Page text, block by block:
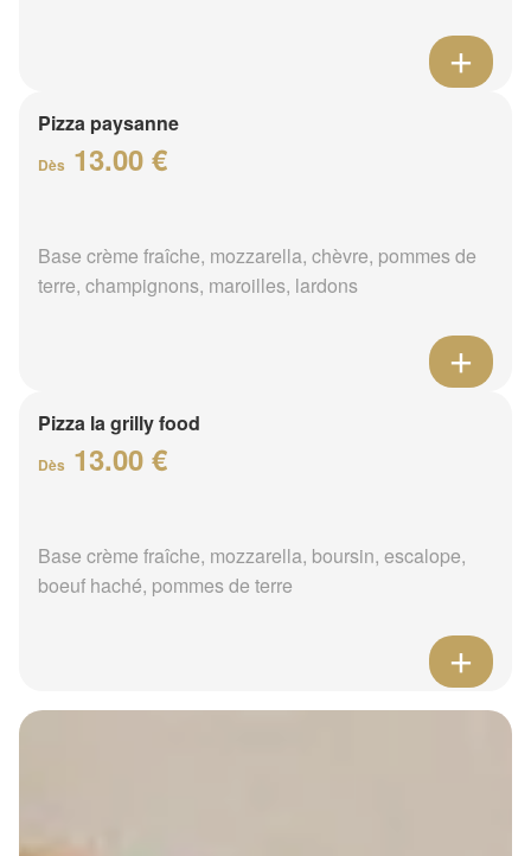
Pizza paysanne
Dès 13.00 €
Base crème fraîche, mozzarella, chèvre, pommes de
terre, champignons, maroilles, lardons
Pizza la grilly food
Dès 13.00 €
Base crème fraîche, mozzarella, boursin, escalope,
boeuf haché, pommes de terre